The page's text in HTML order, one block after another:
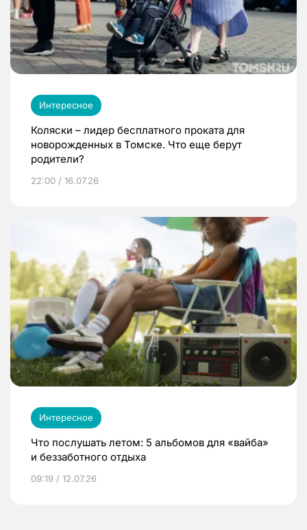
Интересное
Коляски – лидер бесплатного проката для
новорожденных в Томске. Что еще берут
родители?
22:00 / 16.07.26
Интересное
Что послушать летом: 5 альбомов для «вайба»
и беззаботного отдыха
09:19 / 12.07.26